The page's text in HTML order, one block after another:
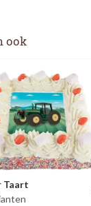
ook
Taart